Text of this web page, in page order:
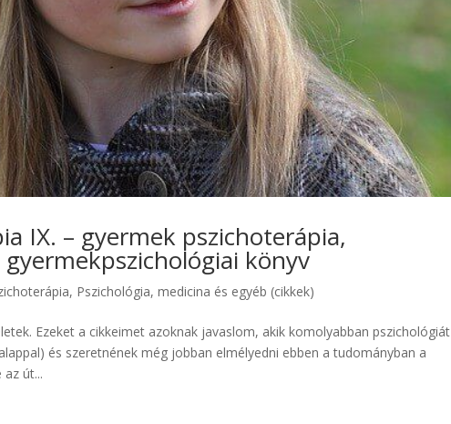
IX. – gyermek pszichoterápia,
könyv
, Pszichológia, medicina és egyéb (cikkek)
Ezeket a cikkeimet azoknak javaslom, akik komolyabban pszichológiát
és szeretnének még jobban elmélyedni ebben a tudományban a
út...